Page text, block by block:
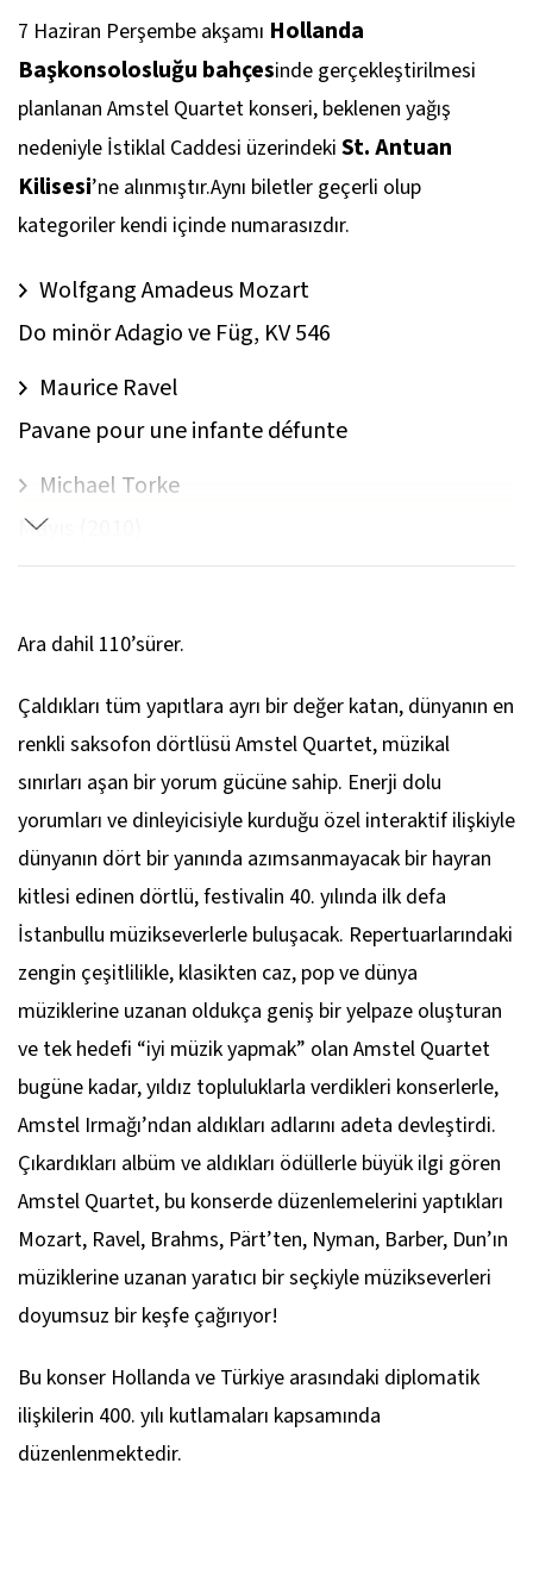
7 Haziran Perşembe akşamı Hollanda
Başkonsolosluğu bahçesinde gerçekleştirilmesi
planlanan Amstel Quartet konseri, beklenen yağış
nedeniyle İstiklal Caddesi üzerindeki St. Antuan
Kilisesi’ne alınmıştır.Aynı biletler geçerli olup
kategoriler kendi içinde numarasızdır.
Wolfgang Amadeus Mozart
Do minör Adagio ve Füg, KV 546
Maurice Ravel
Pavane pour une infante défunte
Michael Torke
Mayıs (2010)
Kromatik Fantezi
Arvo Pärt
Solfej
Johann Sebastian Bach
Koral Prelüd, No. 3, BWV 659, “Nun komm der
Heiden Heiland”
Michael Nyman
Quartet No. 2’den Üç Bölüm
Samuel Barber
Adagio, Op. 11
Tan Dun
Hun Aksanıyla Üç Skeç
Ara dahil 110’sürer.
Çaldıkları tüm yapıtlara ayrı bir değer katan, dünyanın en
renkli saksofon dörtlüsü Amstel Quartet, müzikal
sınırları aşan bir yorum gücüne sahip. Enerji dolu
yorumları ve dinleyicisiyle kurduğu özel interaktif ilişkiyle
dünyanın dört bir yanında azımsanmayacak bir hayran
kitlesi edinen dörtlü, festivalin 40. yılında ilk defa
İstanbullu müzikseverlerle buluşacak. Repertuarlarındaki
zengin çeşitlilikle, klasikten caz, pop ve dünya
müziklerine uzanan oldukça geniş bir yelpaze oluşturan
ve tek hedefi “iyi müzik yapmak” olan Amstel Quartet
bugüne kadar, yıldız topluluklarla verdikleri konserlerle,
Amstel Irmağı’ndan aldıkları adlarını adeta devleştirdi.
Çıkardıkları albüm ve aldıkları ödüllerle büyük ilgi gören
Amstel Quartet, bu konserde düzenlemelerini yaptıkları
Mozart, Ravel, Brahms, Pärt’ten, Nyman, Barber, Dun’ın
müziklerine uzanan yaratıcı bir seçkiyle müzikseverleri
doyumsuz bir keşfe çağırıyor!
Bu konser Hollanda ve Türkiye arasındaki diplomatik
ilişkilerin 400. yılı kutlamaları kapsamında
düzenlenmektedir.